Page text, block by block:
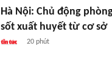
Hà Nội: Chủ động
sốt xuất huyết từ cơ sở
20 phút